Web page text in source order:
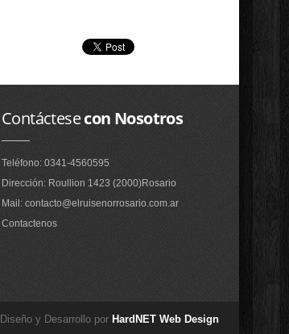
Contáctesecon Nosotros
Teléfono: 0341-4560595
Dirección: Roullion 1423 (2000)Rosario
Mail: contacto@elruisenorrosario.com.ar
Contactenos
Diseño y Desarrollo por HardNET Web Design